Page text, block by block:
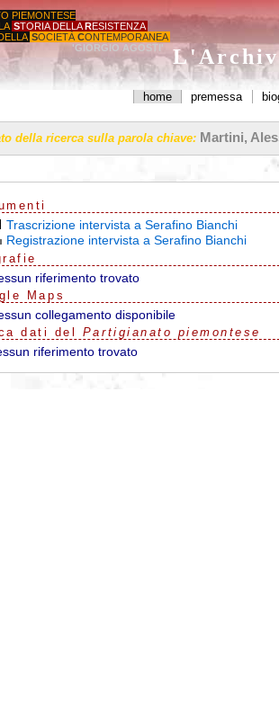
PIEMONTESE
STORIA DELLA RESISTENZA
SOCIETÀ CONTEMPORANEA
'GIORGIO AGOSTI'
home premessa
della ricerca sulla parola chiave: Martini,
Trascrizione intervista a Serafino Bianchi
Registrazione intervista a Serafino Bianchi
riferimento trovato
g e Maps
collegamento disponibile
dati del Partigianato piemontese
riferimento trovato